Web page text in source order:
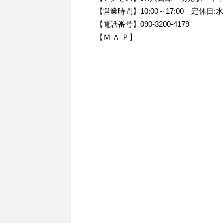
【営業時間】10:00～17:00 定休日:
【電話番号】090-3200-4179
【Ｍ Ａ Ｐ】